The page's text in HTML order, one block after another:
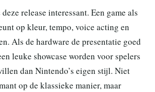
release interessant. Een game als
op kleur, tempo, voice acting en
Als de hardware de presentatie goed
leuke showcase worden voor spelers
dan Nintendo’s eigen stijl. Niet
op de klassieke manier, maar